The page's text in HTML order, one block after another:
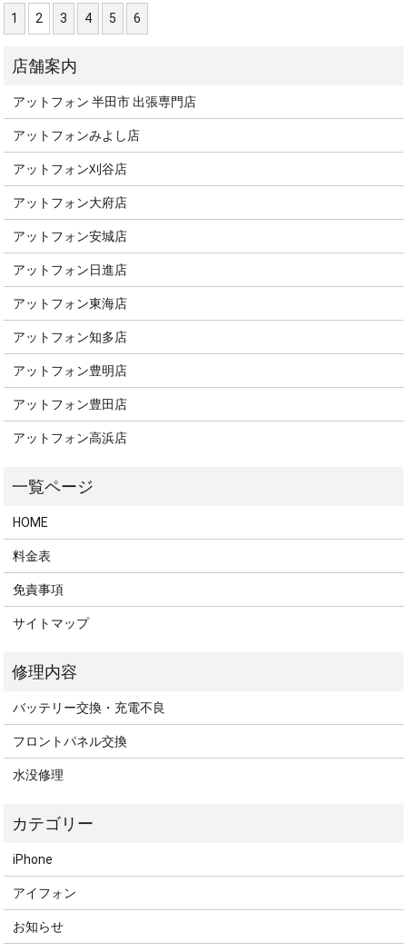
1 2 3 4 5 6
アットフォン 半田市 出張専門店
アットフォンみよし店
アットフォン刈谷店
アットフォン大府店
アットフォン安城店
アットフォン日進店
アットフォン東海店
アットフォン知多店
アットフォン豊明店
アットフォン豊田店
アットフォン高浜店
HOME
料金表
免責事項
サイトマップ
バッテリー交換・充電不良
フロントパネル交換
水没修理
iPhone
アイフォン
お知らせ